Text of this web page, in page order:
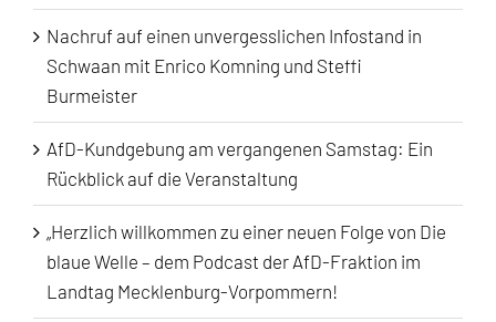
Nachruf auf einen unvergesslichen Infostand in
Schwaan mit Enrico Komning und Steffi
Burmeister
AfD-Kundgebung am vergangenen Samstag: Ein
Rückblick auf die Veranstaltung
„Herzlich willkommen zu einer neuen Folge von Die
blaue Welle – dem Podcast der AfD-Fraktion im
Landtag Mecklenburg-Vorpommern!